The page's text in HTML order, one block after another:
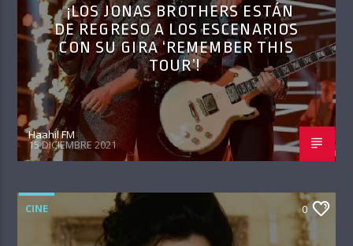
¡LOS JONAS BROTHERS ESTÁN
DE REGRESO A LOS ESCENARIOS
CON SU GIRA ‘REMEMBER THIS
TOUR’!
Haahil FM
15 DICIEMBRE 2021
CINE 0